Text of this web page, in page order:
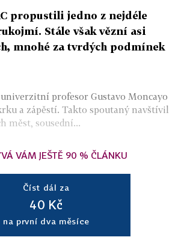
propustili jedno z nejdéle
Stále však vězní asi
mnohé za tvrdých podmínek
profesor Gustavo Moncayo
a zápěstí. Takto spoutaný navštívil
měst, sousední...
VÁM JEŠTĚ 90 % ČLÁNKU
Číst dál za
40 Kč
na první dva měsíce